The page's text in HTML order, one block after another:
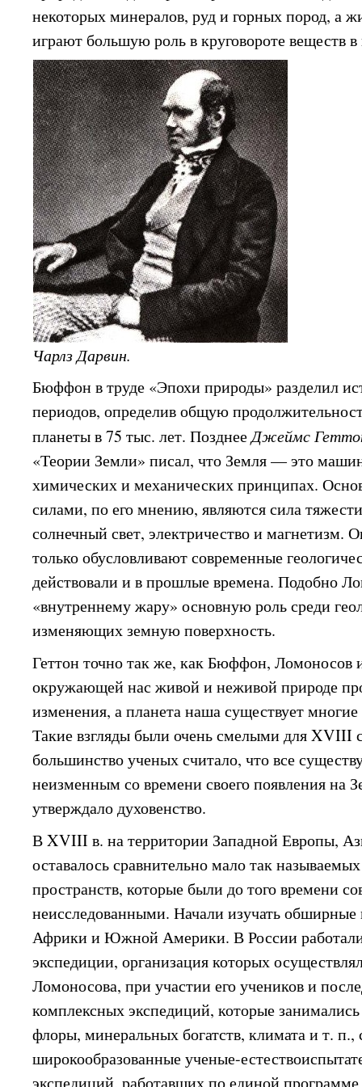
некоторых минералов, руд и горных пород, а
играют большую роль в круговороте веществ
Чарлз Дарвин.
Бюффон в труде «Эпохи природы» разделил
периодов, определив общую
планеты в 75 тыс. лет. ПозднееДжеймс
«Теории Земли» писал, что Земля — это
химических и механических принципах.
силами, по его мнению, являются сила
солнечный свет, электричество и магнетизм.
только обусловливают современные
действовали и в прошлые времена. Подобно
«внутреннему жару» основную роль среди
изменяющих земную поверхность.
Геттон точно так же, как Бюффон, Ломоносов
окружающей нас живой и неживой природе
изменения, а планета наша существует
Такие взгляды были очень смелыми для XVIII
большинство ученых считало, что все
неизменным со времени своего появления на
утверждало духовенство.
В XVIII в. на территории Западной Европы,
оставалось сравнительно мало так
пространств, которые были до того времени
неисследованными. Начали изучать
Африки и Южной Америки. В России
экспедиции, организация которых
Ломоносова, при участии его учеников и
комплексных экспедиций, которые
флоры, минеральных богатств, климата и т. п.,
широкообразованные ученые-
экспедиций, работавших по единой